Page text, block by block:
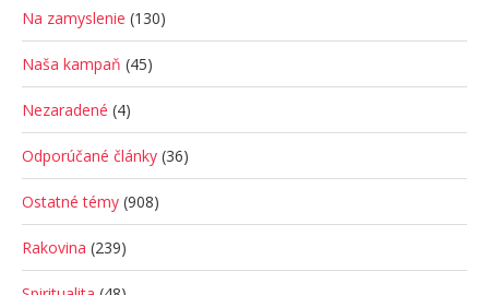
Na zamyslenie (130)
Naša kampaň (45)
Nezaradené (4)
Odporúčané články (36)
Ostatné témy (908)
Rakovina (239)